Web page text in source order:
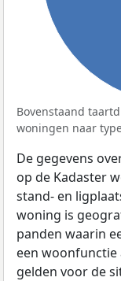
Bovenstaand
woningen naar
De gegevens
op de Kadaster
stand- en
woning is
panden waarin
een woonfunctie
gelden voor de